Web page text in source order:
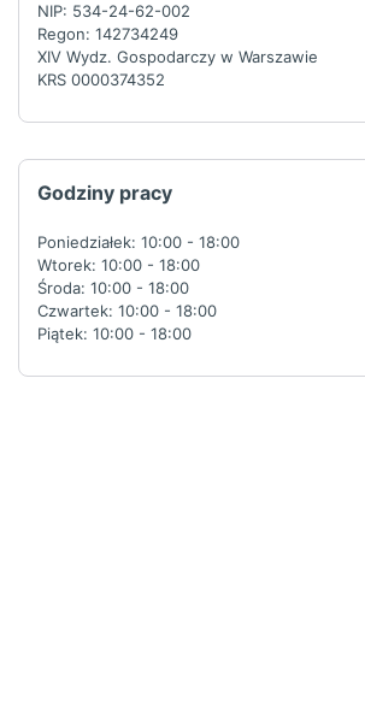
NIP: 534-24-62-002
Regon: 142734249
XIV Wydz. Gospodarczy w Warszawie
KRS 0000374352
Godziny pracy
Poniedziałek: 10:00 - 18:00
Wtorek: 10:00 - 18:00
Środa: 10:00 - 18:00
Czwartek: 10:00 - 18:00
Piątek: 10:00 - 18:00